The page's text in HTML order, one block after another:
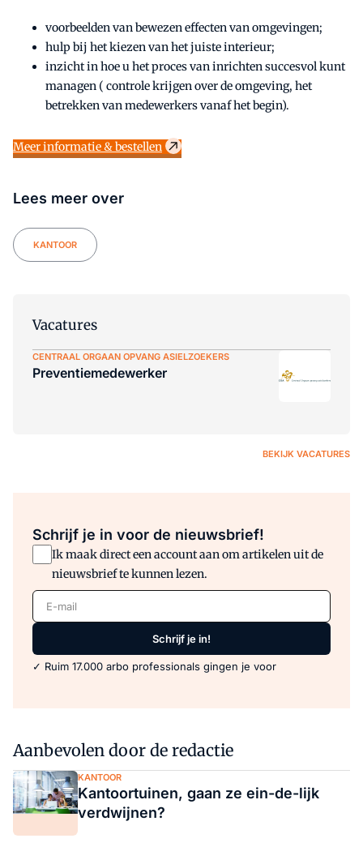
voorbeelden van bewezen effecten van omgevingen;
hulp bij het kiezen van het juiste interieur;
inzicht in hoe u het proces van inrichten succesvol kunt
managen ( controle krijgen over de omgeving, het
betrekken van medewerkers vanaf het begin).
Meer informatie & bestellen
Lees meer over
KANTOOR
Vacatures
CENTRAAL ORGAAN OPVANG ASIELZOEKERS
Preventiemedewerker
BEKIJK VACATURES
Schrijf je in voor de nieuwsbrief!
Ik maak direct een account aan om artikelen uit de
nieuwsbrief te kunnen lezen.
E-mail
Schrijf je in!
✓ Ruim 17.000 arbo professionals gingen je voor
Aanbevolen door de redactie
KANTOOR
Kantoortuinen, gaan ze ein-de-lijk
verdwijnen?